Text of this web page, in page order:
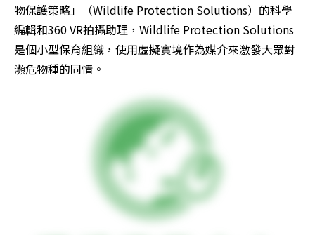
物保護策略」（Wildlife Protection Solutions）的科學
編輯和360 VR拍攝助理，Wildlife Protection Solutions
是個小型保育組織，使用虛擬實境作為媒介來激發大眾對
瀕危物種的同情。